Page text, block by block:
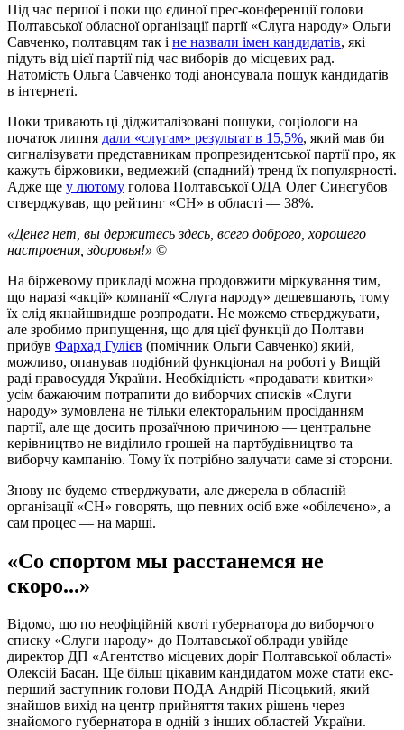
Під час першої і поки що єдиної прес-конференції голови
Полтавської обласної організації партії «Слуга народу» Ольги
Савченко, полтавцям так і не назвали імен кандидатів, які
підуть від цієї партії під час виборів до місцевих рад.
Натомість Ольга Савченко тоді анонсувала пошук кандидатів
в інтернеті.
Поки тривають ці діджиталізовані пошуки, соціологи на
початок липня дали «слугам» результат в 15,5%, який мав би
сигналізувати представникам пропрезидентської партії про, як
кажуть біржовики, ведмежий (спадний) тренд їх популярності.
Адже ще у лютому голова Полтавської ОДА Олег Синєгубов
стверджував, що рейтинг «СН» в області — 38%.
«Денег нет, вы держитесь здесь, всего доброго, хорошего
настроения, здоровья!» ©
На біржевому прикладі можна продовжити міркування тим,
що наразі «акції» компанії «Слуга народу» дешевшають, тому
їх слід якнайшвидше розпродати. Не можемо стверджувати,
але зробимо припущення, що для цієї функції до Полтави
прибув Фархад Гулієв (помічник Ольги Савченко) який,
можливо, опанував подібний функціонал на роботі у Вищій
раді правосуддя України. Необхідність «продавати квитки»
усім бажаючим потрапити до виборчих списків «Слуги
народу» зумовлена не тільки електоральним просіданням
партії, але ще досить прозаїчною причиною — центральне
керівництво не виділило грошей на партбудівництво та
виборчу кампанію. Тому їх потрібно залучати саме зі сторони.
Знову не будемо стверджувати, але джерела в обласній
організації «СН» говорять, що певних осіб вже «обілєчєно», а
сам процес — на марші.
«Со спортом мы расстанемся не
скоро...»
Відомо, що по неофіційній квоті губернатора до виборчого
списку «Слуги народу» до Полтавської облради увійде
директор ДП «Агентство місцевих доріг Полтавської області»
Олексій Басан. Ще більш цікавим кандидатом може стати екс-
перший заступник голови ПОДА Андрій Пісоцький, який
знайшов вихід на центр прийняття таких рішень через
знайомого губернатора в одній з інших областей України.